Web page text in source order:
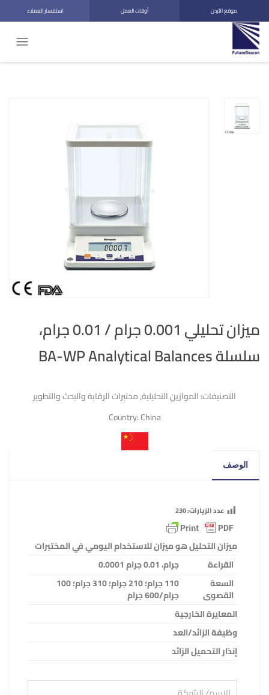
موقع الأردن أوقات العمل استفسار العملاء
ميزان تحليلي 0.001 جرام / 0.01 جرام،
سلسلة BA-WP Analytical Balances
التصنيفات:الموازين التحليلية,مختبرات الرقابة والبحث والتطوير
Country:China
الوصف
عدد الزيارات:230
ميزان التحليل هو ميزان للاستخدام اليومي في المختبرات
القراءة
جرام، 0.01 جرام
0.0001
السعة
القصوى
110 جرام؛ 210 جرام؛ 310 جرام؛ 100
جرام/600 جرام
المعايرة الخارجية
وظيفة الزائد/العد
إنذار التحميل الزائد